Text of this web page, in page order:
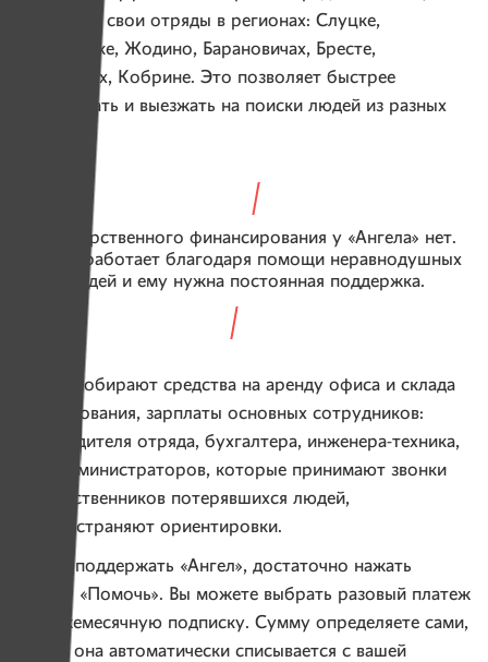
появились свои отряды в регионах: Слуцке,
Солигорске, Жодино, Барановичах, Бресте,
Ганцевичах, Кобрине. Это позволяет быстрее
реагировать и выезжать на поиски людей из разных
регионов.
Государственного финансирования у «Ангела» нет.
Отряд работает благодаря помощи неравнодушных
людей и ему нужна постоянная поддержка.
Имена собирают средства на аренду офиса и склада
оборудования, зарплаты основных сотрудников:
руководителя отряда, бухгалтера, инженера-техника,
двух администраторов, которые принимают звонки
от родственников потерявшихся людей,
распространяют ориентировки.
Чтобы поддержать «Ангел», достаточно нажать
кнопку «Помочь». Вы можете выбрать разовый платеж
или ежемесячную подписку. Сумму определяете сами,
потом она автоматически списывается с вашей